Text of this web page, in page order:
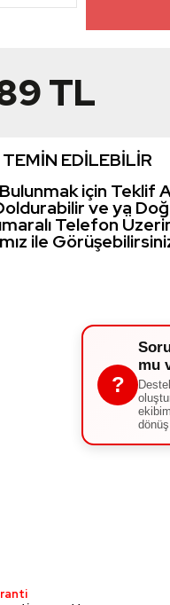
TL
EDİLEBİLİR
için Teklif
ve ya
Telefon
ile
?
mu
dönüş